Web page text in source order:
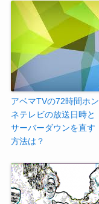
アベマTVの72時間ホン
ネテレビの放送日時と
サーバーダウンを直す
方法は？